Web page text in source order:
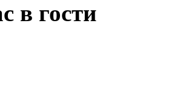
в гости